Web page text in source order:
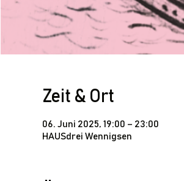
Zeit & Ort
06. Juni 2025, 19:00 – 23:00
HAUSdrei Wennigsen